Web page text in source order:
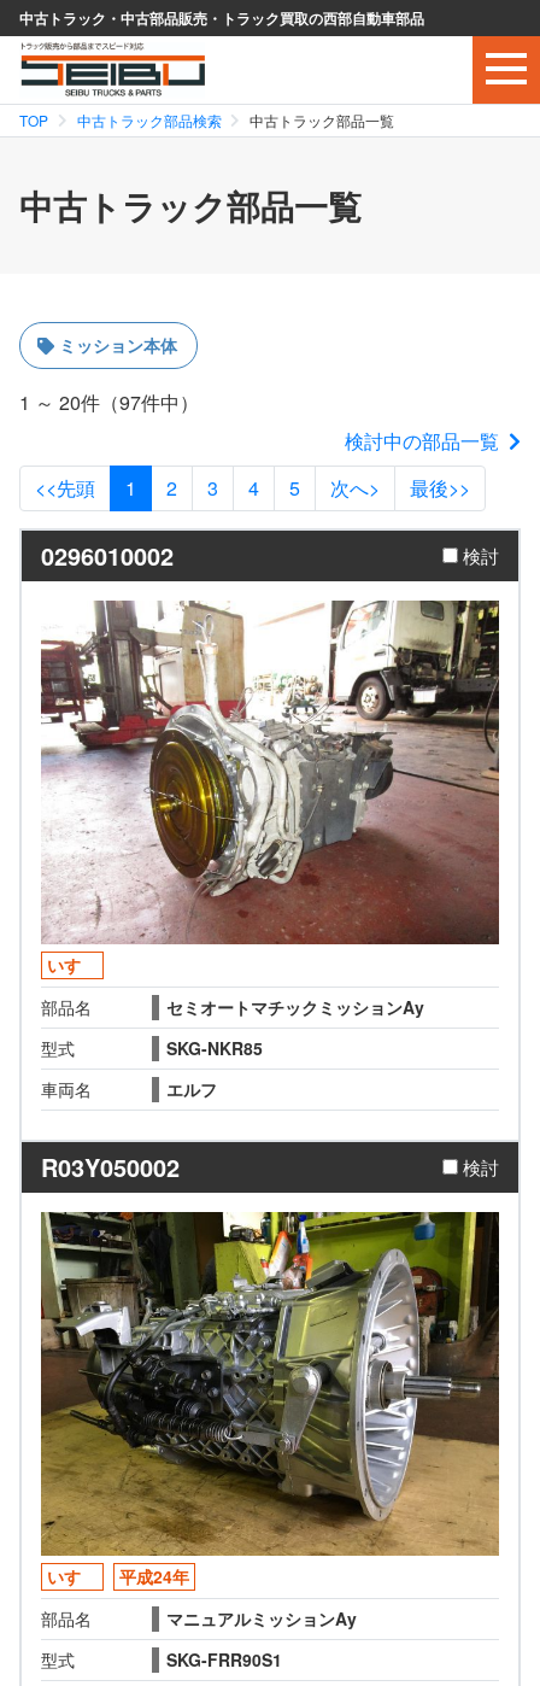
中古トラック・中古部品販売・トラック買取の西部自動車部品
TOP 中古トラック部品検索 中古トラック部品一覧
中古トラック部品一覧
ミッション本体
1 ～ 20件（97件中）
検討中の部品一覧
<<先頭
1 2 3 4 5 次へ> 最後>>
0296010002 検討
いすゞ
部品名
セミオートマチックミッションAy
型式
SKG-NKR85
車両名
エルフ
R03Y050002 検討
いすゞ
平成24年
部品名
マニュアルミッションAy
型式
SKG-FRR90S1